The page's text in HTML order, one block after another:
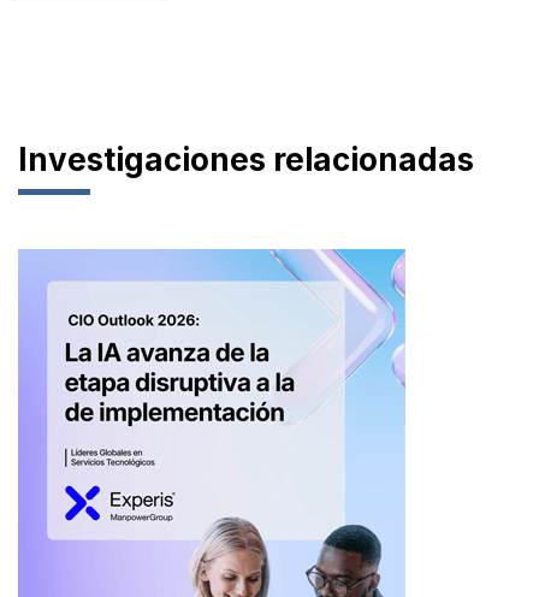
Investigaciones relacionadas